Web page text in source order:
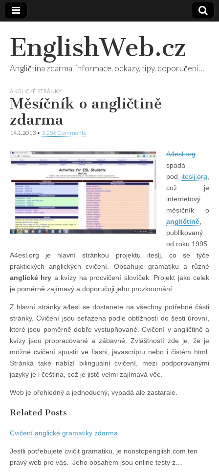
EnglishWeb.cz
Angličtina zdarma, informace, odkazy, tipy, doporučení…
ANGLICKÉ STRÁNKY
Měsíčník o angličtině
zdarma
14.1.2013 • 3 256 Comments
A4esl.org
spadá
pod iteslj.org
což je
internetový
měsíčník o
angličtině
publikovaný
od roku 1995.
A4esl.org je hlavní stránkou projektu iteslj, co se týče
praktických anglických cvičení. Obsahuje gramatiku a různé
anglické hry a kvízy na procvičení slovíček. Projekt jako celek
je poměrně zajímavý a doporučuji jeho prozkoumání.
Z hlavní stránky a4esl se dostanete na všechny potřebné části
stránky. Cvičení jsou seřazena podle obtížnosti do šesti úrovní,
které jsou poměrně dobře vystupňované. Cvičení v angličtině a
kvízy jsou propracované a zábavné. Zvláštností zde je, že je
možné cvičení spustit ve flashi, javascriptu nebo i čistém html.
Stránka také nabízí bilinguální cvičení, mezi podporovanými
jazyky je i čeština, což je jistě velmi zajímavá věc.
Web je přehledný a jednoduchý, vypadá ale zastarale.
Related Posts
Cvičení anglické gramatiky zdarma
Jestli potřebujete cvičit gramatiku, je nonstopenglish.com ten
pravý web pro vás. Jeho obsahem jsou online testy z…